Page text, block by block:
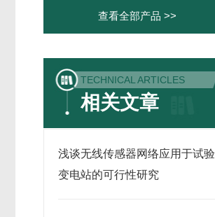
查看全部产品 >>
TECHNICAL ARTICLES
相关文章
浅谈无线传感器网络应用于试验
变电站的可行性研究